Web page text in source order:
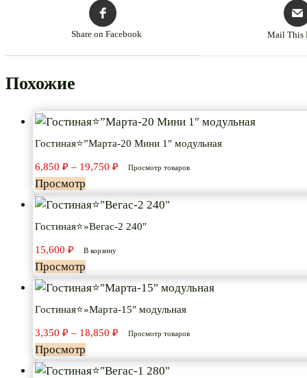
Share on Facebook Mail This
Похожие
Гостиная⭐”Марта-20 Мини 1″ модульная
6,850 ₽ – 19,750 ₽ цен:
19,750 ₽
Просмотр товаров
Просмотр
Гостиная⭐»Вегас-2 240″
15,600 ₽ В корзину
Просмотр
Гостиная⭐»Марта-15″ модульная
3,350 ₽ – 18,850 ₽ цен:
18,850 ₽
Просмотр товаров
Просмотр